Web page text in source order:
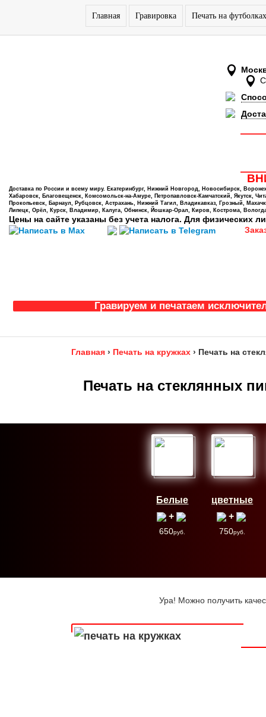
Главная Гравировка Печать на футболках
Доставка по России и всему миру. Екатеринбург, Нижний Новгород, Новосибирск,
Хабаровск, Благовещенск, Комсомольск-на-Амуре, Петропавловск-Камчатский, Якутск,
Прокопьевск, Барнаул, Рубцовск, Астрахань, Нижний Тагил, Владикавказ, Грозный,
Липецк, Орёл, Курск, Владимир, Калуга, Обнинск, Йошкар-Орал, Киров, Кострома,
Цены на сайте указаны без учета налога. Для физических
Гравируем и печатаем
Главная › Печать на кружках › Печать на
Печать на стеклянных
Белые
+
650руб.
цветные
+
750руб.
Ура! Можно получить